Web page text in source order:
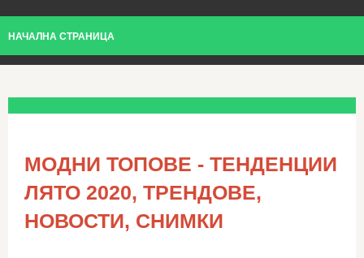
НАЧАЛНА СТРАНИЦА
МОДНИ ТОПОВЕ - ТЕНДЕНЦИИ
ЛЯТО 2020, ТРЕНДОВЕ,
НОВОСТИ, СНИМКИ